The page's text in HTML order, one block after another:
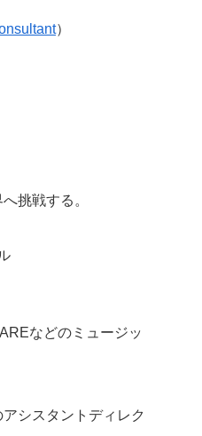
）
挑戦する。
などのミュージッ
シスタントディレク